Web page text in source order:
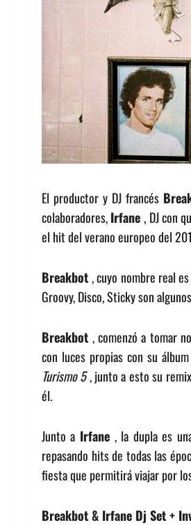
El productor y DJ francés
colaboradores,Irfane, DJ con
el hit del verano europeo del
Breakbot, cuyo nombre real
Groovy, Disco, Sticky son
Breakbot, comenzó a tomar
con luces propias con su
Turismo 5, junto a esto su
él.
Junto a Irfane, la dupla es
repasando hits de todas las
fiesta que permitirá viajar por
Breakbot & Irfane Dj Set +